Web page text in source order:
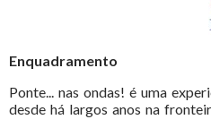
Enquadramento
Ponte... nas ondas! é uma
desde há largos anos na